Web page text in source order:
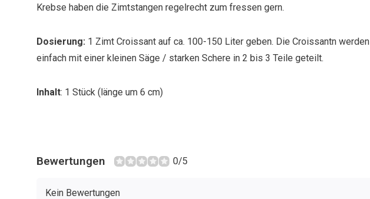
Krebse haben die Zimtstangen regelrecht zum fressen gern.
Dosierung: 1 Zimt Croissant auf ca. 100-150 Liter geben. Die Croissantn werden
einfach mit einer kleinen Säge / starken Schere in 2 bis 3 Teile geteilt.
Inhalt: 1 Stück (länge um 6 cm)
Bewertungen 0/5
Kein Bewertungen